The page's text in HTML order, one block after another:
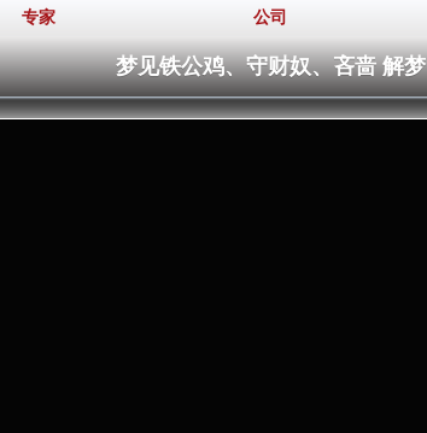
专家 公司
梦见铁公鸡、守财奴、吝啬 解梦